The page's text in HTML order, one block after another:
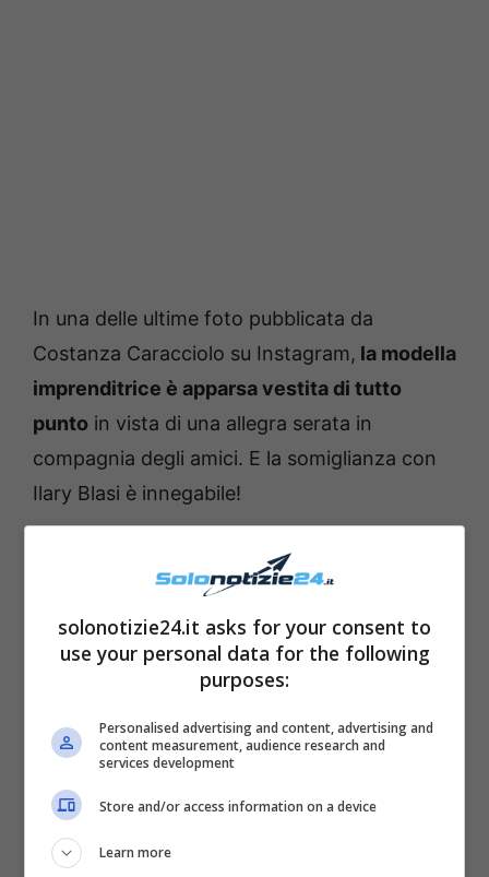
In una delle ultime foto pubblicata da
Costanza Caracciolo su Instagram, la modella
imprenditrice è apparsa vestita di tutto
punto in vista di una allegra serata in
compagnia degli amici. E la somiglianza con
Ilary Blasi è innegabile!
solonotizie24.it asks for your consent to
use your personal data for the following
purposes:
Personalised advertising and content, advertising and
content measurement, audience research and
services development
Store and/or access information on a device
Learn more